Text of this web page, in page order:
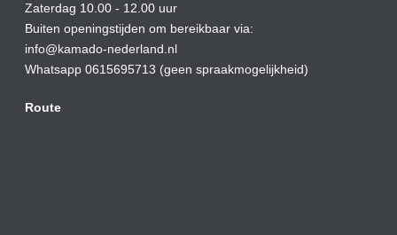
Zaterdag 10.00 - 12.00 uur
Buiten openingstijden om bereikbaar via:
info@kamado-nederland.nl
Whatsapp 0615695713 (geen spraakmogelijkheid)
Route